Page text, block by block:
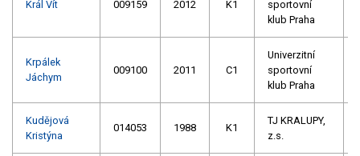
Král Vít 009159 2012 K1
sportovní
klub Praha
Krpálek
Jáchym
009100 2011 C1
Univerzitní
sportovní
klub Praha
Kudějová
Kristýna
014053 1988 K1
TJ KRALUPY,
z.s.